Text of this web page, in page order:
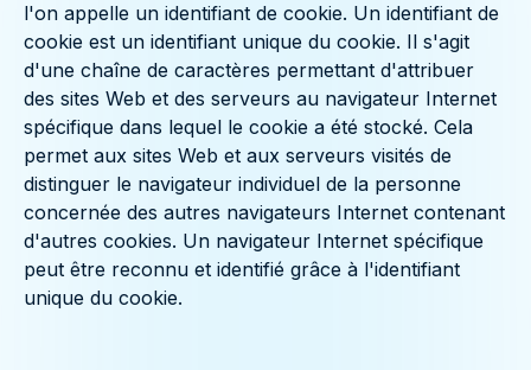
l'on appelle un identifiant de cookie. Un identifiant de
cookie est un identifiant unique du cookie. Il s'agit
d'une chaîne de caractères permettant d'attribuer
des sites Web et des serveurs au navigateur Internet
spécifique dans lequel le cookie a été stocké. Cela
permet aux sites Web et aux serveurs visités de
distinguer le navigateur individuel de la personne
concernée des autres navigateurs Internet contenant
d'autres cookies. Un navigateur Internet spécifique
peut être reconnu et identifié grâce à l'identifiant
unique du cookie.